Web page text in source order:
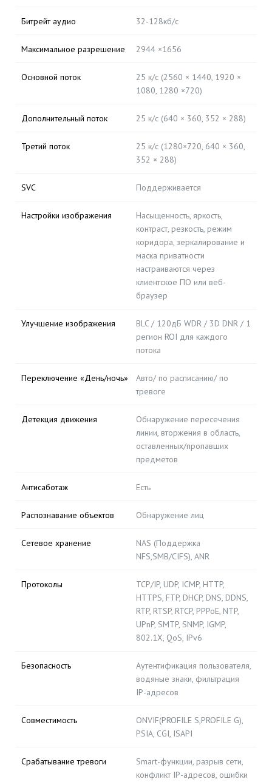
Битрейт аудио 32-128кб/с
Максимальное разрешение 2944 ×1656
Основной поток
25 к/с (2560 × 1440, 1920 ×
1080, 1280 ×720)
Дополнительный поток 25 к/с (640 × 360, 352 × 288)
Третий поток
25 к/с (1280×720, 640 × 360,
352 × 288)
SVC Поддерживается
Настройки изображения
Насыщенность, яркость,
контраст, резкость, режим
коридора, зеркалирование и
маска приватности
настраиваются через
клиентское ПО или веб-
браузер
Улучшение изображения
BLC / 120дБ WDR / 3D DNR / 1
регион ROI для каждого
потока
Переключение «День/ночь»
Авто/ по расписанию/ по
тревоге
Детекция движения
Обнаружение пересечения
линии, вторжения в область,
оставленных/пропавших
предметов
Антисаботаж Есть
Распознавание объектов Обнаружение лиц
Сетевое хранение
NAS (Поддержка
NFS,SMB/CIFS), ANR
Протоколы
TCP/IP, UDP, ICMP, HTTP,
HTTPS, FTP, DHCP, DNS, DDNS,
RTP, RTSP, RTCP, PPPoE, NTP,
UPnP, SMTP, SNMP, IGMP,
802.1X, QoS, IPv6
Безопасность
Аутентификация пользователя,
водяные знаки, фильтрация
IP-адресов
Совместимость
ONVIF(PROFILE S,PROFILE G),
PSIA, CGI, ISAPI
Срабатывание тревоги
Smart-функции, разрыв сети,
конфликт IP-адресов, ошибки